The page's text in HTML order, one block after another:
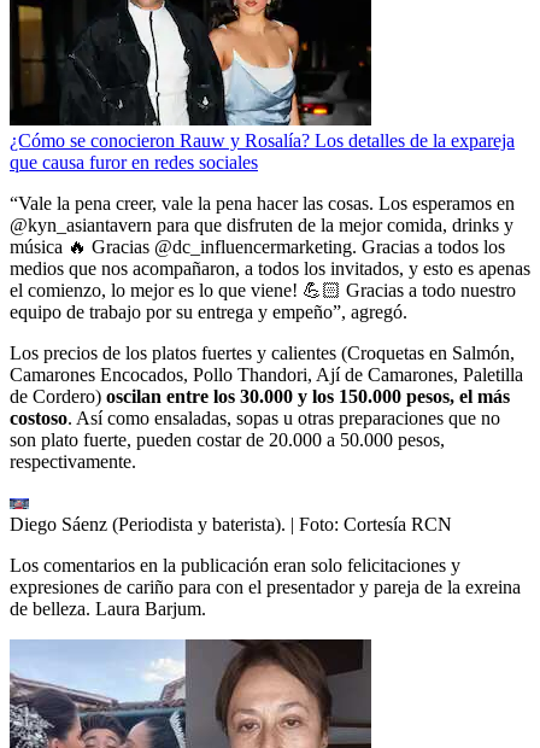
¿Cómo se conocieron Rauw y Rosalía? Los detalles de la expareja
que causa furor en redes sociales
“Vale la pena creer, vale la pena hacer las cosas. Los esperamos en
@kyn_asiantavern para que disfruten de la mejor comida, drinks y
música 🔥 Gracias @dc_influencermarketing. Gracias a todos los
medios que nos acompañaron, a todos los invitados, y esto es apenas
el comienzo, lo mejor es lo que viene! 💪🏻 Gracias a todo nuestro
equipo de trabajo por su entrega y empeño”, agregó.
Los precios de los platos fuertes y calientes (Croquetas en Salmón,
Camarones Encocados, Pollo Thandori, Ají de Camarones, Paletilla
de Cordero) oscilan entre los 30.000 y los 150.000 pesos, el más
costoso. Así como ensaladas, sopas u otras preparaciones que no
son plato fuerte, pueden costar de 20.000 a 50.000 pesos,
respectivamente.
Diego Sáenz (Periodista y baterista). | Foto: Cortesía RCN
Los comentarios en la publicación eran solo felicitaciones y
expresiones de cariño para con el presentador y pareja de la exreina
de belleza. Laura Barjum.